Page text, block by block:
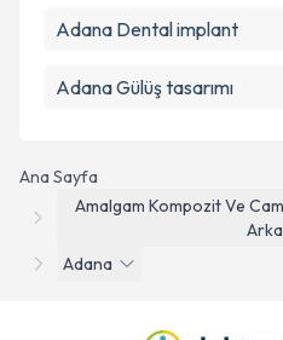
Ana Sayfa
Amalgam Kompozit Ve
Adana
Adana Dental implant
Adana Gülüş tasarımı